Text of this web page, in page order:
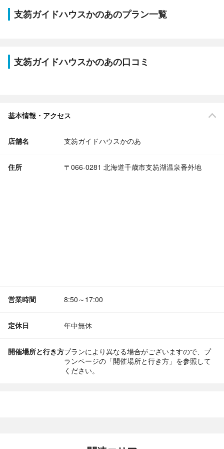
支笏ガイドハウスかのあのプラン一覧
支笏ガイドハウスかのあの口コミ
基本情報・アクセス
店舗名 支笏ガイドハウスかのあ
住所 〒066-0281 北海道千歳市支笏湖温泉番外地
営業時間 8:50～17:00
定休日 年中無休
開催場所と行き方プランにより異なる場合がございますので、プ
ランページの「開催場所と行き方」を参照して
ください。